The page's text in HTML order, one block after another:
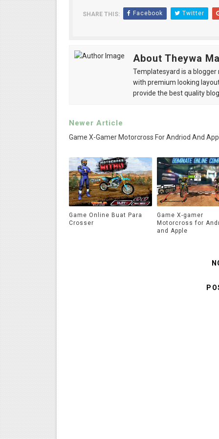
SHARE THIS: Facebook Twitter
About Theywa
Templatesyard is a
with premium looking
provide the best quality
Newer Article
Game X-Gamer Motorcross For Andriod And
Game Online Buat Para
Crosser
Game X-gamer
Motorcross for
and Apple